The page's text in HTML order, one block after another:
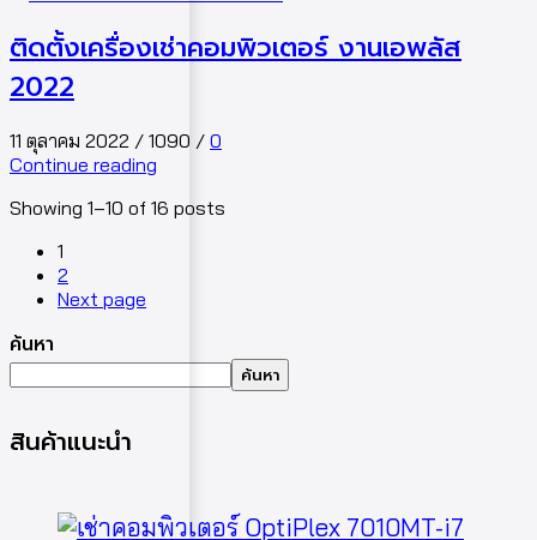
ติดตั้งเครื่องเช่าคอมพิวเตอร์ งานเอพลัส
2022
11 ตุลาคม 2022 / 1090 / 0
Continue reading
Showing 1–10 of 16 posts
1
2
Next page
ค้นหา
ค้นหา
สินค้าแนะนำ